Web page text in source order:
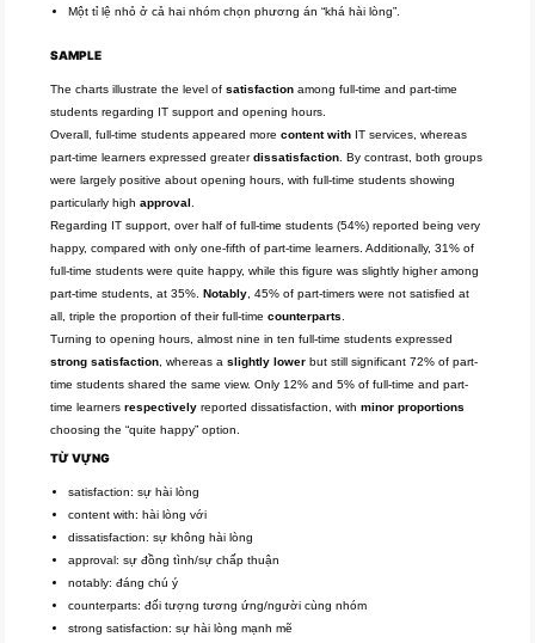
Một tỉ lệ nhỏ ở cả hai nhóm chọn phương án “khá hài lòng”.
SAMPLE
The charts illustrate the level ofsatisfaction among full-time and part-time
students regarding IT support and opening hours.
Overall, full-time students appeared morecontent with IT services, whereas
part-time learners expressed greaterdissatisfaction. By contrast, both groups
were largely positive about opening hours, with full-time students showing
particularly highapproval.
Regarding IT support, over half of full-time students (54%) reported being very
happy, compared with only one-fifth of part-time learners. Additionally, 31% of
full-time students were quite happy, while this figure was slightly higher among
part-time students, at 35%.Notably, 45% of part-timers were not satisfied at
all, triple the proportion of their full-timecounterparts.
Turning to opening hours, almost nine in ten full-time students expressed
strong satisfaction, whereas aslightly lower but still significant 72% of part-
time students shared the same view. Only 12% and 5% of full-time and part-
time learnersrespectively reported dissatisfaction, withminor proportions
choosing the “quite happy” option.
TỪ VỰNG
satisfaction: sự hài lòng
content with: hài lòng với
dissatisfaction: sự không hài lòng
approval: sự đồng tình/sự chấp thuận
notably: đáng chú ý
counterparts: đối tượng tương ứng/người cùng nhóm
strong satisfaction: sự hài lòng mạnh mẽ